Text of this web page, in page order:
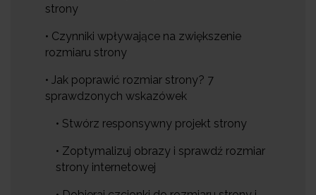
strony
• Czynniki wpływające na zwiększenie
rozmiaru strony
• Jak poprawić rozmiar strony? 7
sprawdzonych wskazówek
• Stwórz responsywny projekt strony
• Zoptymalizuj obrazy i sprawdź rozmiar
strony internetowej